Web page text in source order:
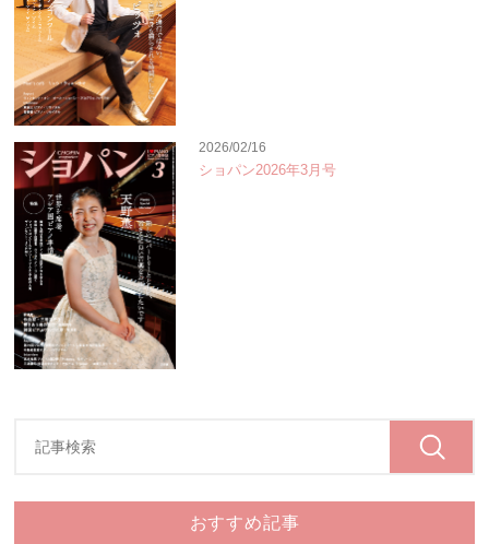
2026/02/16
ショパン2026年3月号
おすすめ記事